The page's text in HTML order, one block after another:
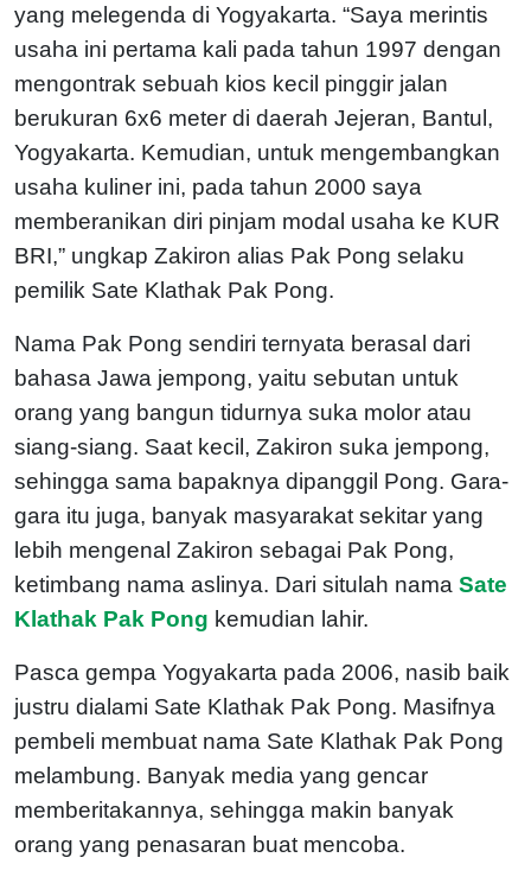
yang melegenda di Yogyakarta. “Saya merintis
usaha ini pertama kali pada tahun 1997 dengan
mengontrak sebuah kios kecil pinggir jalan
berukuran 6x6 meter di daerah Jejeran, Bantul,
Yogyakarta. Kemudian, untuk mengembangkan
usaha kuliner ini, pada tahun 2000 saya
memberanikan diri pinjam modal usaha ke KUR
BRI,” ungkap Zakiron alias Pak Pong selaku
pemilik Sate Klathak Pak Pong.
Nama Pak Pong sendiri ternyata berasal dari
bahasa Jawa jempong, yaitu sebutan untuk
orang yang bangun tidurnya suka molor atau
siang-siang. Saat kecil, Zakiron suka jempong,
sehingga sama bapaknya dipanggil Pong. Gara-
gara itu juga, banyak masyarakat sekitar yang
lebih mengenal Zakiron sebagai Pak Pong,
ketimbang nama aslinya. Dari situlah nama Sate
Klathak Pak Pong kemudian lahir.
Pasca gempa Yogyakarta pada 2006, nasib baik
justru dialami Sate Klathak Pak Pong. Masifnya
pembeli membuat nama Sate Klathak Pak Pong
melambung. Banyak media yang gencar
memberitakannya, sehingga makin banyak
orang yang penasaran buat mencoba.